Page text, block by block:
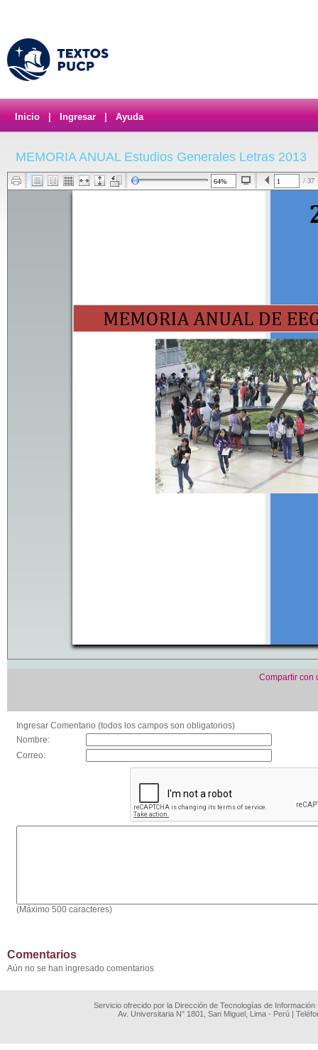
Inicio Ingresar Ayuda
MEMORIA ANUAL Estudios Generales Letras 2013
/ 37
Compartir con
Ingresar Comentario (todos los campos son obligatorios)
Nombre:
Correo:
(Máximo 500 caracteres)
Comentarios
Aún no se han ingresado comentarios
Servicio ofrecido por la Dirección de Tecnologías de
Av. Universitaria N° 1801, San Miguel, Lima - Perú |